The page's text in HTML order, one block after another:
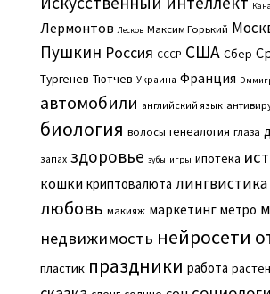
Лермонтов Лесков Максим Горький
Пушкин Россия СССР США Сбер
Тургенев Тютчев Украина Франция
автомобили английский язык
биология волосы генеалогия глаза
запах здоровье зубы игры ипотека
кошки криптовалюта лингвистика
любовь макияж маркетинг метро
недвижимость нейросети
пластик праздники работа